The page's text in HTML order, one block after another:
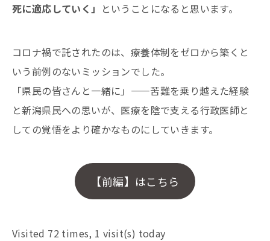
死に適応していく」 ということになると思います。
コロナ禍で託されたのは、療養体制をゼロから築くと
いう前例のないミッションでした。
「県民の皆さんと一緒に」——苦難を乗り越えた経験
と新潟県民への思いが、医療を陰で支える行政医師と
しての覚悟をより確かなものにしていきます。
【前編】はこちら
Visited 72 times, 1 visit(s) today